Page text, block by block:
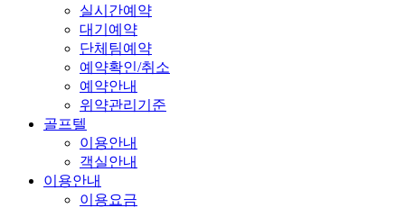
실시간예약
대기예약
단체팀예약
예약확인/취소
예약안내
위약관리기준
골프텔
이용안내
객실안내
이용안내
이용요금